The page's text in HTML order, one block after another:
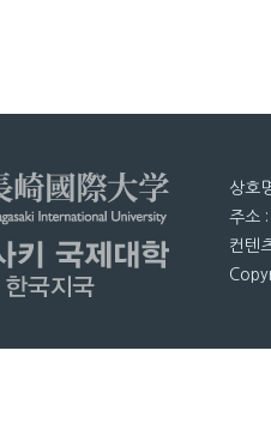
상호
주소
컨텐